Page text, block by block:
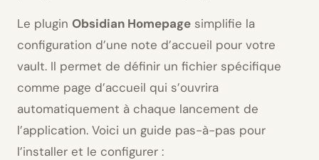
Le plugin Obsidian Homepage simplifie la
configuration d’une note d’accueil pour votre
vault. Il permet de définir un fichier spécifique
comme page d’accueil qui s’ouvrira
automatiquement à chaque lancement de
l’application. Voici un guide pas-à-pas pour
l’installer et le configurer :